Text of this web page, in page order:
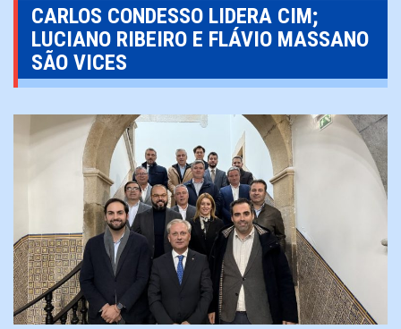
CARLOS CONDESSO LIDERA CIM;
LUCIANO RIBEIRO E FLÁVIO MASSANO
SÃO VICES